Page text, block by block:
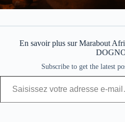
En savoir plus sur Marabout
Subscribe to get the latest